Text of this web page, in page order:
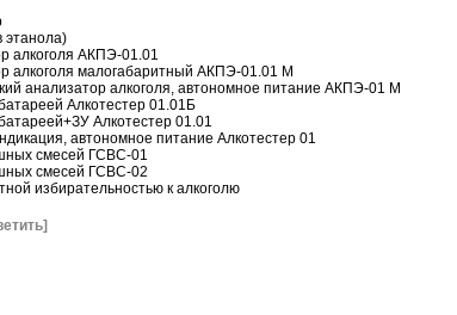
этанола)
алкоголя АКПЭ-01.01
алкоголя малогабаритный АКПЭ-01.01 М
анализатор алкоголя, автономное питание АКПЭ-01 М
Алкотестер 01.01Б
Алкотестер 01.01
автономное питание Алкотестер 01
смесей ГСВС-01
смесей ГСВС-02
избирательностью к алкоголю